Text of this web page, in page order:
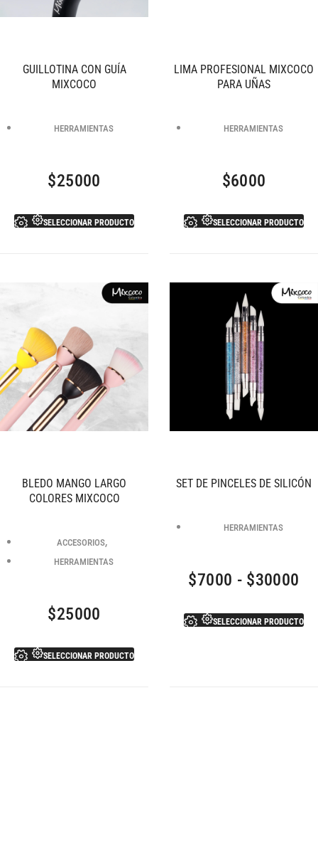
GUILLOTINA CON GUÍA
MIXCOCO
HERRAMIENTAS
$25000
SELECCIONAR PRODUCTO
LIMA PROFESIONAL MIXCOCO
PARA UÑAS
HERRAMIENTAS
$6000
SELECCIONAR PRODUCTO
BLEDO MANGO LARGO
COLORES MIXCOCO
ACCESORIOS,
HERRAMIENTAS
$25000
SELECCIONAR PRODUCTO
SET DE PINCELES DE SILICÓN
HERRAMIENTAS
$7000 - $30000
SELECCIONAR PRODUCTO